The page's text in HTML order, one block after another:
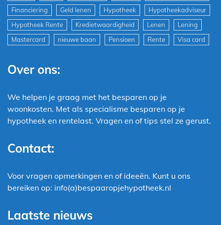
Financiering
Geld lenen Hypotheek
Hypotheekadviseur
Hypotheek Rente
Kredietwaardigheid Lenen
Lening
Mastercard
nieuwe baan Pensioen Rente Visa card
Over ons:
We helpen je graag met het besparen op je
woonkosten. Met als specialisme besparen op je
hypotheek en rentelast. Vragen en of tips stel ze gerust.
Contact:
Voor vragen opmerkingen en of ideeën. Kunt u ons
bereiken op: info(a)bespaaropjehypotheek.nl
Laatste nieuws